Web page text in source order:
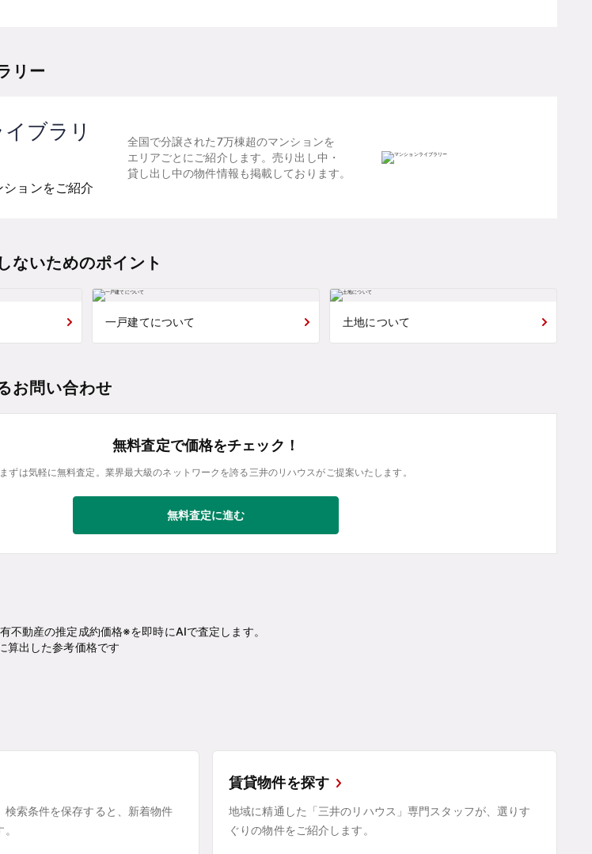
リー
ブラリ
ョンをご紹介
全国で分譲された7万棟超のマンションを
エリアごとにご紹介します。売り出し中・
貸し出し中の物件情報も掲載しております。
ないためのポイント
一戸建てについて 土地について
お問い合わせ
無料査定で価格をチェック！
まずは気軽に無料査定。業界最大級のネットワークを誇る三井のリハウスがご提案いたします。
無料査定に進む
不動産の推定成約価格※を即時にAIで査定します。
算出した参考価格です
索条件を保存すると、新着物件
賃貸物件を探す
地域に精通した「三井のリハウス」専門スタッフが、選りす
ぐりの物件をご紹介します。